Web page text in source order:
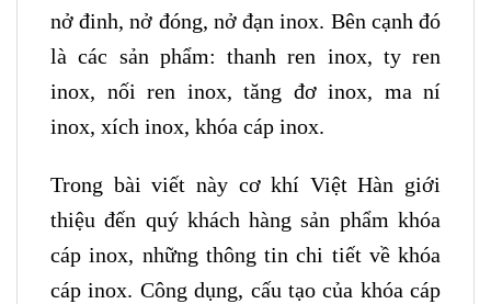
nở đinh, nở đóng, nở đạn inox. Bên cạnh đó
là các sản phẩm: thanh ren inox, ty ren
inox, nối ren inox, tăng đơ inox, ma ní
inox, xích inox, khóa cáp inox.
Trong bài viết này cơ khí Việt Hàn giới
thiệu đến quý khách hàng sản phẩm khóa
cáp inox, những thông tin chi tiết về khóa
cáp inox. Công dụng, cấu tạo của khóa cáp